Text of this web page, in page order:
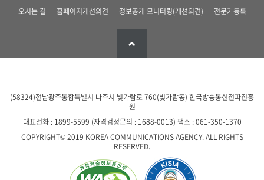
오시는 길
홈페이지개선의견 정보공개 모니터링(개선의견) 전문가등록
(58324)전남광주통합특별시 나주시 빛가람로 760(빛가람동) 한국방송통신전파진흥
원
대표전화 : 1899-5599 (자격검정문의 : 1688-0013) 팩스 : 061-350-1370
COPYRIGHT© 2019 KOREA COMMUNICATIONS AGENCY. ALL RIGHTS
RESERVED.